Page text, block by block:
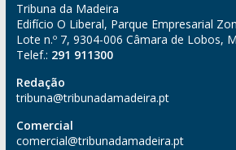
Tribuna da Madeira
Edifício O Liberal, Parque Empresarial
Lote n.º 7, 9304-006 Câmara de Lobos,
Telef.: 291 911300
Redação
tribuna@tribunadamadeira.pt
Comercial
comercial@tribunadamadeira.pt